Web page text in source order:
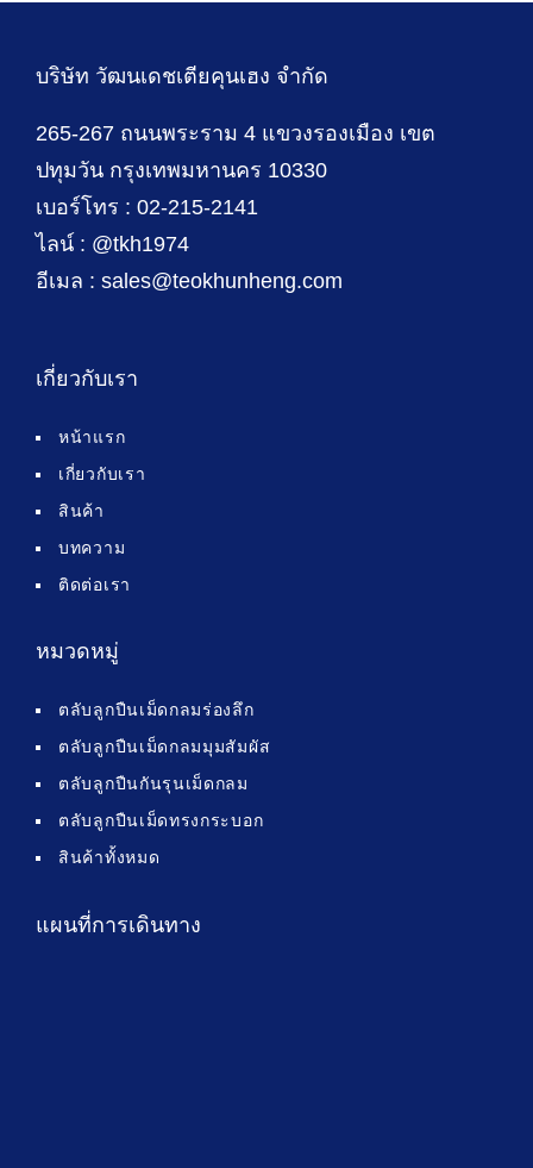
บริษัท วัฒนเดชเตียคุนเฮง จำกัด
265-267 ถนนพระราม 4 แขวงรองเมือง เขต
ปทุมวัน กรุงเทพมหานคร 10330
เบอร์โทร : 02-215-2141
ไลน์ : @tkh1974
อีเมล : sales@teokhunheng.com
เกี่ยวกับเรา
หน้าแรก
เกี่ยวกับเรา
สินค้า
บทความ
ติดต่อเรา
หมวดหมู่
ตลับลูกปืนเม็ดกลมร่องลึก
ตลับลูกปืนเม็ดกลมมุมสัมผัส
ตลับลูกปืนกันรุนเม็ดกลม
ตลับลูกปืนเม็ดทรงกระบอก
สินค้าทั้งหมด
แผนที่การเดินทาง